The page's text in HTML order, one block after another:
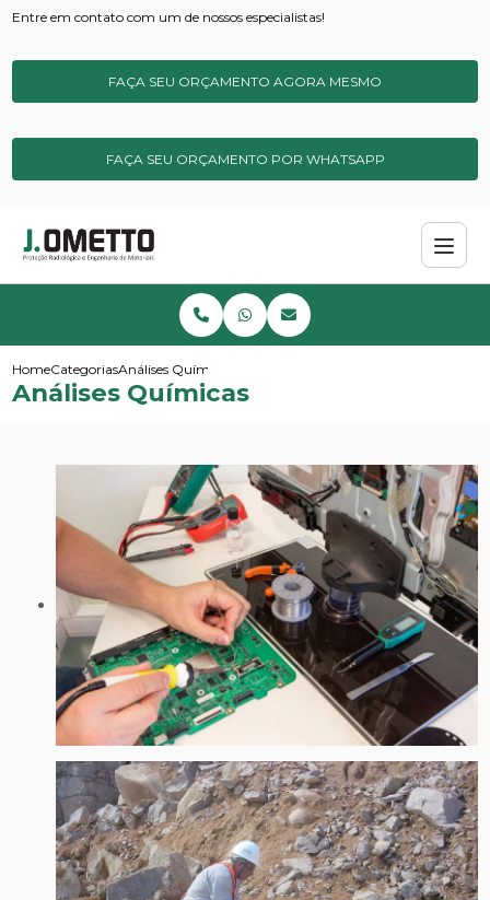
Entre em contato com um de nossos especialistas!
FAÇA SEU ORÇAMENTO AGORA MESMO
FAÇA SEU ORÇAMENTO POR WHATSAPP
HomeCategoriasAnálises Químicas
Análises Químicas